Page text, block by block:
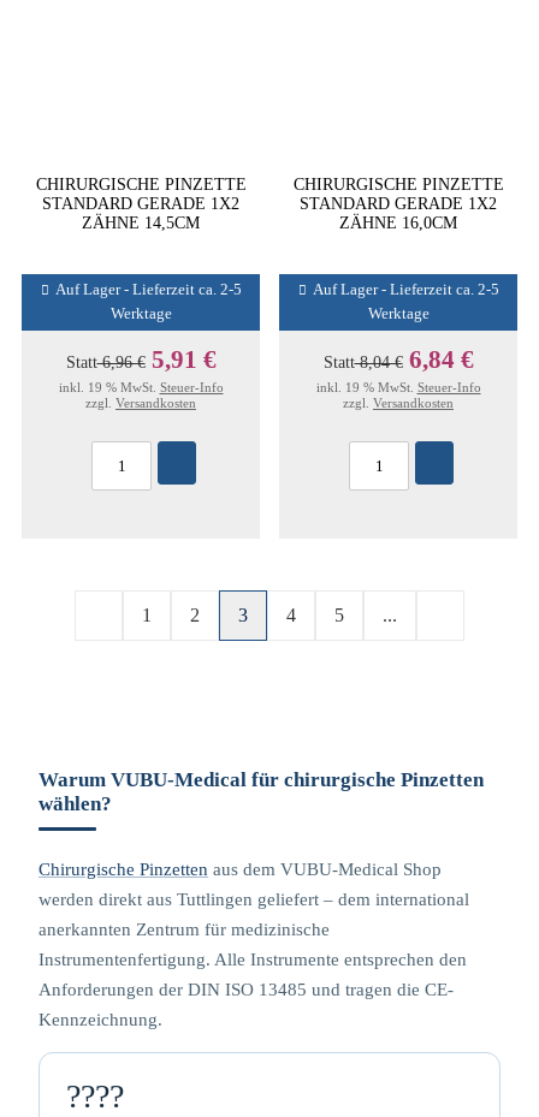
CHIRURGISCHE PINZETTE
STANDARD GERADE 1X2
ZÄHNE 14,5CM
Auf Lager - Lieferzeit ca. 2-5
Werktage
Statt6,96 € 5,91 €
inkl. 19 % MwSt. Steuer-Info
zzgl. Versandkosten
CHIRURGISCHE PINZETTE
STANDARD GERADE 1X2
ZÄHNE 16,0CM
Auf Lager - Lieferzeit ca. 2-5
Werktage
Statt8,04 € 6,84 €
inkl. 19 % MwSt. Steuer-Info
zzgl. Versandkosten
1 2 3 4 5 ...
Warum VUBU-Medical für chirurgische Pinzetten
wählen?
Chirurgische Pinzetten aus dem VUBU-Medical Shop
werden direkt aus Tuttlingen geliefert – dem international
anerkannten Zentrum für medizinische
Instrumentenfertigung. Alle Instrumente entsprechen den
Anforderungen der DIN ISO 13485 und tragen die CE-
Kennzeichnung.
????